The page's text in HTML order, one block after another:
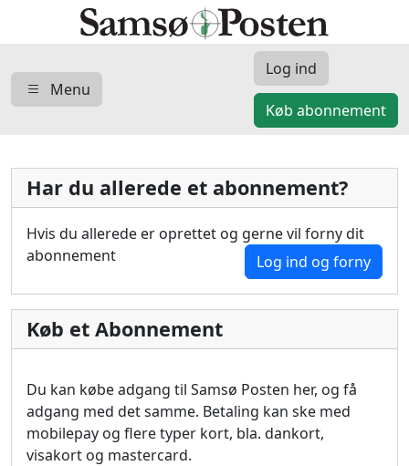
Menu
Log ind
Køb abonnement
Har du allerede et abonnement?
Hvis du allerede er oprettet og gerne vil forny dit
abonnement
Log ind og forny
Køb et Abonnement
Du kan købe adgang til Samsø Posten her, og få
adgang med det samme. Betaling kan ske med
mobilepay og flere typer kort, bla. dankort,
visakort og mastercard.